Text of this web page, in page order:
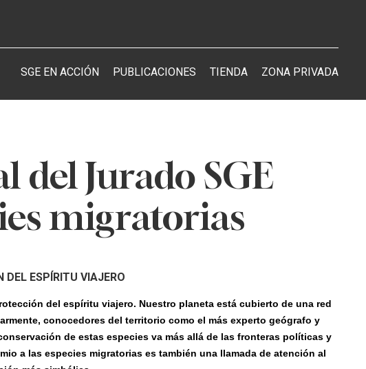
SGE EN ACCIÓN PUBLICACIONES TIENDA ZONA PRIVADA
del Jurado SGE
migratorias
DEL ESPÍRITUVIAJERO
del espíritu viajero. Nuestro planeta está cubierto de una red
conocedores del territorio como el más experto geógrafo y
de estas especies va más allá de las fronteras políticas y
a las especies migratorias es también una llamada de atención al